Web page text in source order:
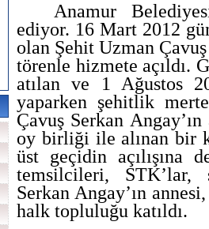
Anamur
ediyor. 16 Mart 2012
olan Şehit Uzman
törenle hizmete açıldı.
atılan ve 1 Ağustos
yaparken şehitlik
Çavuş Serkan
oy birliği ile alınan bir
üst geçidin açılışına
temsilcileri, STK’lar,
Serkan Angay’ın
halk topluluğu katıldı.